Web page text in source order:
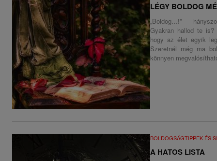
LÉGY BOLDOG
„Boldog…!” –
Gyakran hallod te
hogy az élet egyik
Szeretnél még ma
könnyen
BOLDOGSÁGTIPPEK ÉS
A HATOS LISTA